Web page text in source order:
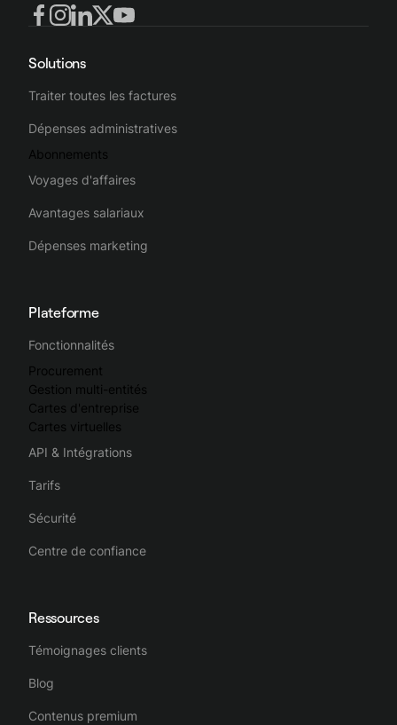
Solutions
Traiter toutes les factures
Dépenses administratives
Abonnements
Voyages d'affaires
Avantages salariaux
Dépenses marketing
Plateforme
Fonctionnalités
Procurement
Gestion multi-entités
Cartes d'entreprise
Cartes virtuelles
API & Intégrations
Tarifs
Sécurité
Centre de confiance
Ressources
Témoignages clients
Blog
Contenus premium